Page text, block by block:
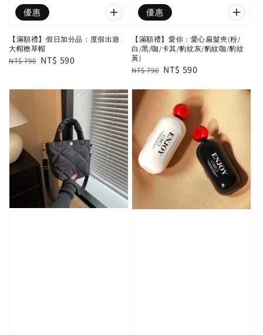
優惠
【滿額禮】假日加分品：度假出遊
大帽檐草帽
Regular
NT$ 790 Sale
NT$ 590
優惠
【滿額禮】愛你：愛心扁髮夾(粉/
白/黑/咖/卡其/豹紋灰/豹紋咖/豹紋
黃)
Regular
NT$ 790 Sale
NT$ 590